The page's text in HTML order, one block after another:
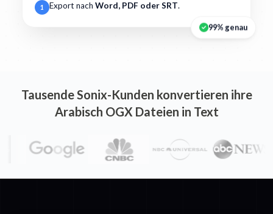
1 Export nach Word, PDF oder SRT.
99% genau
Tausende Sonix-Kunden konvertieren ihre
Arabisch OGX Dateien in Text